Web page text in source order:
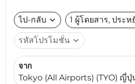
ไป-กลับ expand_more 1 ผู้โดยสาร, ประห
รหัสโปรโมชั่น expand_more
จาก
Tokyo (All Airports) (TYO) ญี่ปุ่